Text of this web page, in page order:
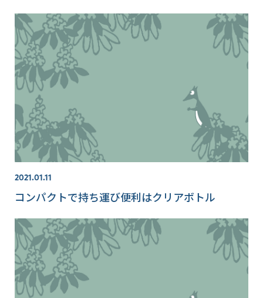
2021.01.11
コンパクトで持ち運び便利はクリアボトル